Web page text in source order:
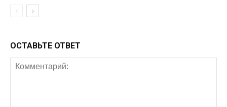
ОСТАВЬТЕ ОТВЕТ